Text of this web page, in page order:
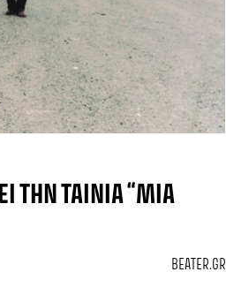
ΤΗΝ ΤΑΙΝΊΑ “ΜΙΑ
BEATER.GR